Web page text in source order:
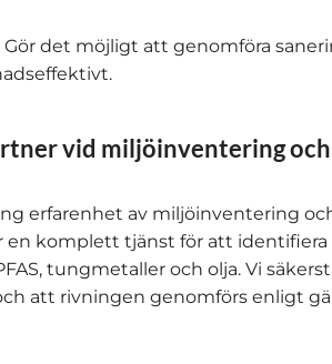
Gör det möjligt att genomföra
vid miljöinventering
erfarenhet av miljöinventering
en komplett tjänst för att identifiera
tungmetaller och olja. Vi
att rivningen genomförs enligt